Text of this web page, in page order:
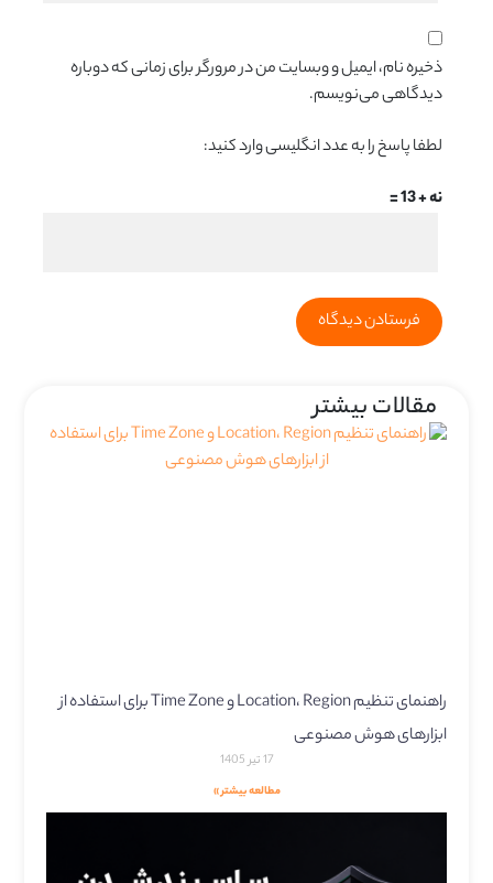
ذخیره نام، ایمیل و وبسایت من در مرورگر برای زمانی که دوباره
دیدگاهی می‌نویسم.
لطفا پاسخ را به عدد انگلیسی وارد کنید:
نه + 13 =
مقالات بیشتر
راهنمای تنظیم Location، Region و Time Zone برای استفاده از
ابزارهای هوش مصنوعی
17 تیر 1405
مطالعه بیشتر »